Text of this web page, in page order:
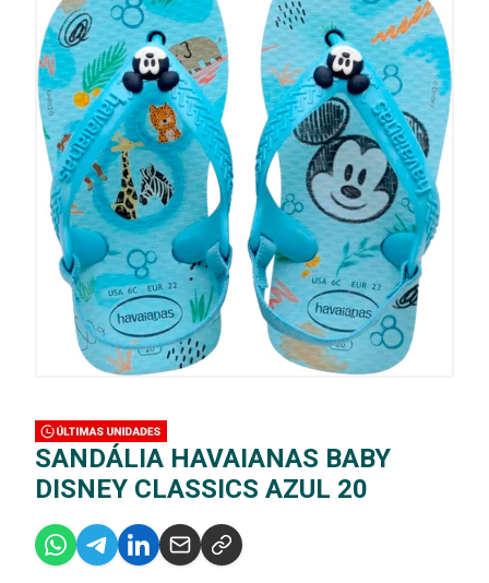
SANDÁLIA HAVAIANAS BABY
DISNEY CLASSICS AZUL 20